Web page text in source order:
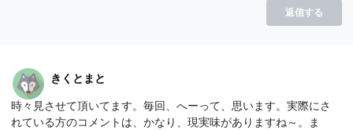
返信する
きくとまと
時々見させて頂いてます。毎回、へーって、思います。実際にさ
れている方のコメントは、かなり、現実味がありますね～。ま